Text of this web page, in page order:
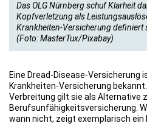
Das OLG Nürnberg schuf Klarheit
Kopfverletzung als
Krankheiten-Versicherung definiert
(Foto: MasterTux/Pixabay)
Eine Dread-Disease-Versicherung
Krankheiten-Versicherung
Verbreitung gilt sie als Alternative
Berufsunfähigkeitsversicherung.
wann nicht, zeigt exemplarisch ein